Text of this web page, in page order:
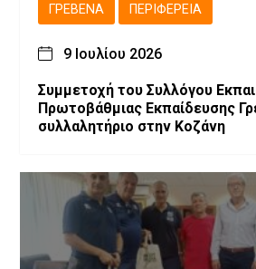
ΓΡΕΒΕΝΆ ΠΕΡΙΦΈΡΕΙΑ
9 Ιουλίου 2026
Συμμετοχή του Συλλόγου
Πρωτοβάθμιας Εκπαίδευσης
συλλαλητήριο στην Κοζάνη